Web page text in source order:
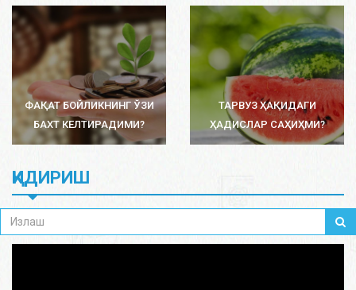
ФАҚАТ БОЙЛИКНИНГ ЎЗИ
БАХТ КЕЛТИРАДИМИ?
ТАРВУЗ ҲАҚИДАГИ
ҲАДИСЛАР САҲИҲМИ?
ҚИДИРИШ